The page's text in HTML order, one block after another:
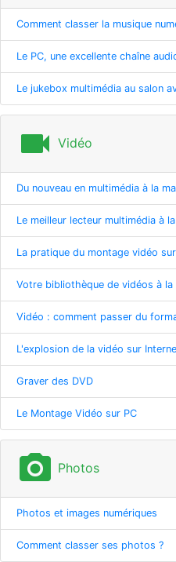
Comment classer la musique
Le PC, une excellente chaîne
Le jukebox multimédia au salon
videocam Vidéo
Du nouveau en multimédia à la
Le meilleur lecteur multimédia à
La pratique du montage vidéo
Votre bibliothèque de vidéos à la
Vidéo : comment passer du
L'explosion de la vidéo sur
Graver des DVD
Le Montage Vidéo sur PC
photo_camera Photos
Photos et images numériques
Comment classer ses photos ?